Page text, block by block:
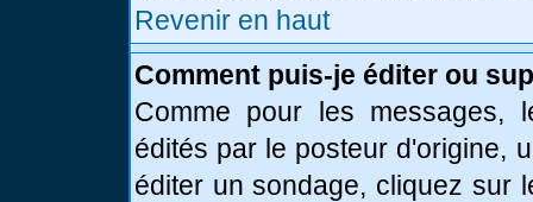
Revenir en haut
Comment puis-je éditer ou
Comme pour les messages,
édités par le posteur d'origine,
éditer un sondage, cliquez sur